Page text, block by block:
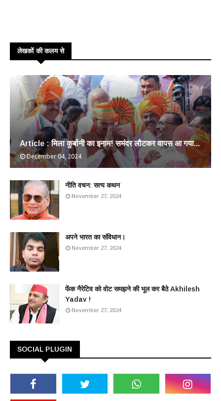
लेखकों की कलम से
Article : मिला कुर्बानी का इनाम! समंदर लौटकर वापस आ गया...
December 04, 2024
​नीति वचन: सत्य कथन
November 27, 2024
अपने भारत का संविधान।
November 27, 2024
फेंक नैरेटिव को वोट समझने की भूल कर बैठे Akhilesh
Yadav !
November 27, 2024
SOCIAL PLUGIN